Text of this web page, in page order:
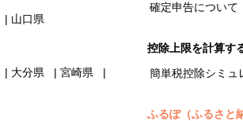
山口県
大分県
宮崎県
確定申告について
控除上限を計算す
簡単税控除シミュ
ふるぽ（ふるさと